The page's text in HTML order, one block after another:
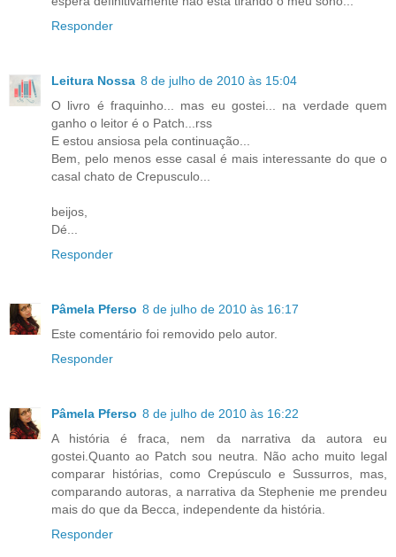
Responder
Leitura Nossa 8 de julho de 2010 às 15:04
O livro é fraquinho... mas eu gostei... na verdade quem
ganho o leitor é o Patch...rss
E estou ansiosa pela continuação...
Bem, pelo menos esse casal é mais interessante do que o
casal chato de Crepusculo...
beijos,
Dé...
Responder
Pâmela Pferso 8 de julho de 2010 às 16:17
Este comentário foi removido pelo autor.
Responder
Pâmela Pferso 8 de julho de 2010 às 16:22
A história é fraca, nem da narrativa da autora eu
gostei.Quanto ao Patch sou neutra. Não acho muito legal
comparar histórias, como Crepúsculo e Sussurros, mas,
comparando autoras, a narrativa da Stephenie me prendeu
mais do que da Becca, independente da história.
Responder